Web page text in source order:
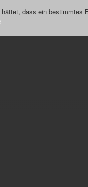
hättet, dass ein